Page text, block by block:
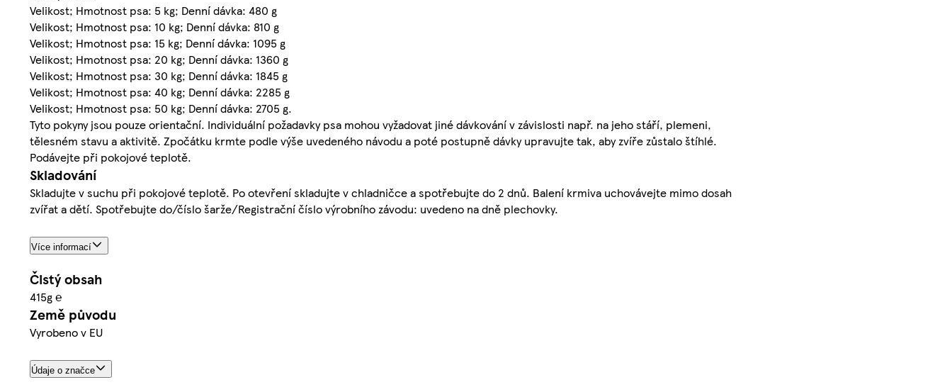
Velikost; Hmotnost psa: 5 kg; Denní dávka: 480 g
Velikost; Hmotnost psa: 10 kg; Denní dávka: 810 g
Velikost; Hmotnost psa: 15 kg; Denní dávka: 1095 g
Velikost; Hmotnost psa: 20 kg; Denní dávka: 1360 g
Velikost; Hmotnost psa: 30 kg; Denní dávka: 1845 g
Velikost; Hmotnost psa: 40 kg; Denní dávka: 2285 g
Velikost; Hmotnost psa: 50 kg; Denní dávka: 2705 g.
Tyto pokyny jsou pouze orientační. Individuální požadavky psa mohou vyžadovat jiné dávkování v závislosti např. na jeho stáří, plemeni,
tělesném stavu a aktivitě. Zpočátku krmte podle výše uvedeného návodu a poté postupně dávky upravujte tak, aby zvíře zůstalo štíhlé.
Podávejte při pokojové teplotě.
Skladování
Skladujte v suchu při pokojové teplotě. Po otevření skladujte v chladničce a spotřebujte do 2 dnů. Balení krmiva uchovávejte mimo dosah
zvířat a dětí. Spotřebujte do/číslo šarže/Registrační číslo výrobního závodu: uvedeno na dně plechovky.
Více informací
Čistý obsah
415g ℮
Země původu
Vyrobeno v EU
Údaje o značce